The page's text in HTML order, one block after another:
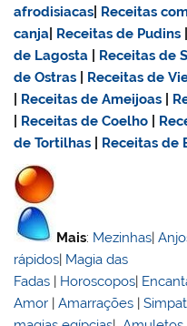
afrodisiacas Receitas
canja Receitas de Pudins
de Lagosta
Receitas de
de Ostras
Receitas de
Receitas de Ameijoas
Receitas de Coelho
de Tortilhas
Receitas de
Mais: Mezinhas |
rápidos Magia das
Fadas
Horoscopos
Amor |Amarrações |